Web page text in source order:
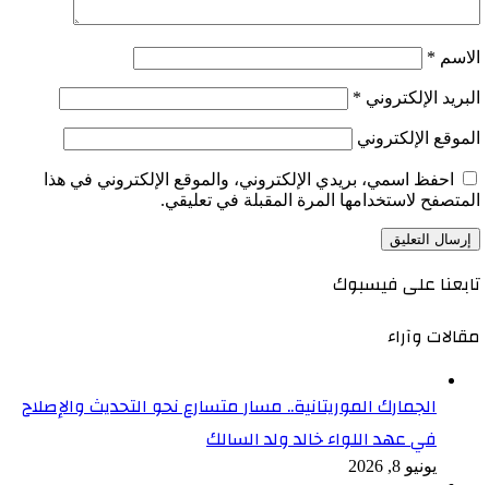
الاسم *
البريد الإلكتروني *
الموقع الإلكتروني
احفظ اسمي، بريدي الإلكتروني، والموقع الإلكتروني في هذا
المتصفح لاستخدامها المرة المقبلة في تعليقي.
تابعنا على فيسبوك
مقالات وآراء
الجمارك الموريتانية.. مسار متسارع نحو التحديث والإصلاح
في عهد اللواء خالد ولد السالك
يونيو 8, 2026